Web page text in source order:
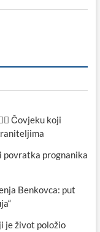
Čovjeku koji
prognanika
Benkovca: put
je život položio